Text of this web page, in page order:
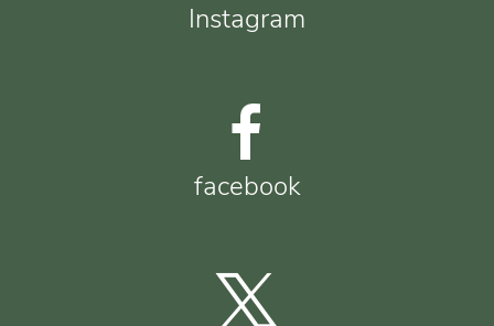
Instagram
facebook